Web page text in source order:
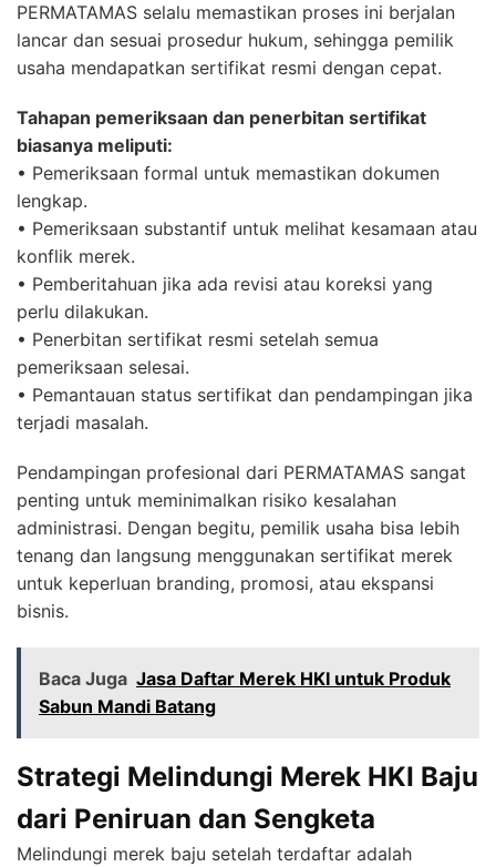
PERMATAMAS selalu memastikan proses ini berjalan
lancar dan sesuai prosedur hukum, sehingga pemilik
usaha mendapatkan sertifikat resmi dengan cepat.
Tahapan pemeriksaan dan penerbitan sertifikat
biasanya meliputi:
• Pemeriksaan formal untuk memastikan dokumen
lengkap.
• Pemeriksaan substantif untuk melihat kesamaan atau
konflik merek.
• Pemberitahuan jika ada revisi atau koreksi yang
perlu dilakukan.
• Penerbitan sertifikat resmi setelah semua
pemeriksaan selesai.
• Pemantauan status sertifikat dan pendampingan jika
terjadi masalah.
Pendampingan profesional dari PERMATAMAS sangat
penting untuk meminimalkan risiko kesalahan
administrasi. Dengan begitu, pemilik usaha bisa lebih
tenang dan langsung menggunakan sertifikat merek
untuk keperluan branding, promosi, atau ekspansi
bisnis.
Baca Juga Jasa Daftar Merek HKI untuk Produk
Sabun Mandi Batang
Strategi Melindungi Merek HKI Baju
dari Peniruan dan Sengketa
Melindungi merek baju setelah terdaftar adalah